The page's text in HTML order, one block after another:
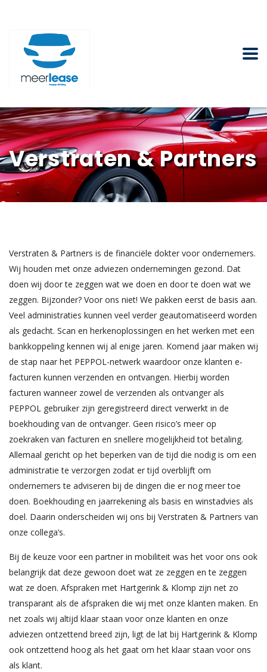
Verstraten & Partners
Verstraten & Partners is de financiële dokter voor ondernemers.
Wij houden met onze adviezen ondernemingen gezond. Dat
doen wij door te zeggen wat we doen en door te doen wat we
zeggen. Bijzonder? Voor ons niet! We pakken eerst de basis aan.
Veel administraties kunnen veel verder geautomatiseerd worden
als gedacht. Scan en herkenoplossingen en het werken met een
bankkoppeling kennen wij al enige jaren. Komend jaar maken wij
de stap naar het PEPPOL-netwerk waardoor onze klanten e-
facturen kunnen verzenden en ontvangen. Hierbij worden
facturen wanneer zowel de verzenden als ontvanger als
PEPPOL gebruiker zijn geregistreerd direct verwerkt in de
boekhouding van de ontvanger. Geen risico’s meer op
zoekraken van facturen en snellere mogelijkheid tot betaling.
Allemaal gericht op het beperken van de tijd die nodig is om een
administratie te verzorgen zodat er tijd overblijft om
ondernemers te adviseren bij de dingen die er nog meer toe
doen. Boekhouding en jaarrekening als basis en winstadvies als
doel. Daarin onderscheiden wij ons bij Verstraten & Partners van
onze collega’s.
Bij de keuze voor een partner in mobiliteit was het voor ons ook
belangrijk dat deze gewoon doet wat ze zeggen en te zeggen
wat ze doen. Afspraken met Hartgerink & Klomp zijn net zo
transparant als de afspraken die wij met onze klanten maken. En
net zoals wij altijd klaar staan voor onze klanten en onze
adviezen ontzettend breed zijn, ligt de lat bij Hartgerink & Klomp
ook ontzettend hoog als het gaat om het klaar staan voor ons
als klant.